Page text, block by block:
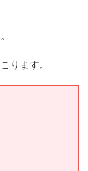
ります。